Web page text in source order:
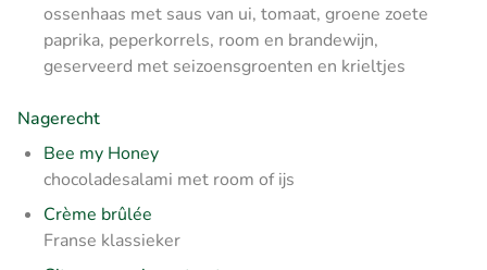
ossenhaas met saus van ui, tomaat, groene zoete
paprika, peperkorrels, room en brandewijn,
geserveerd met seizoensgroenten en krieltjes
Nagerecht
Bee my Honey
chocoladesalami met room of ijs
Crème brûlée
Franse klassieker